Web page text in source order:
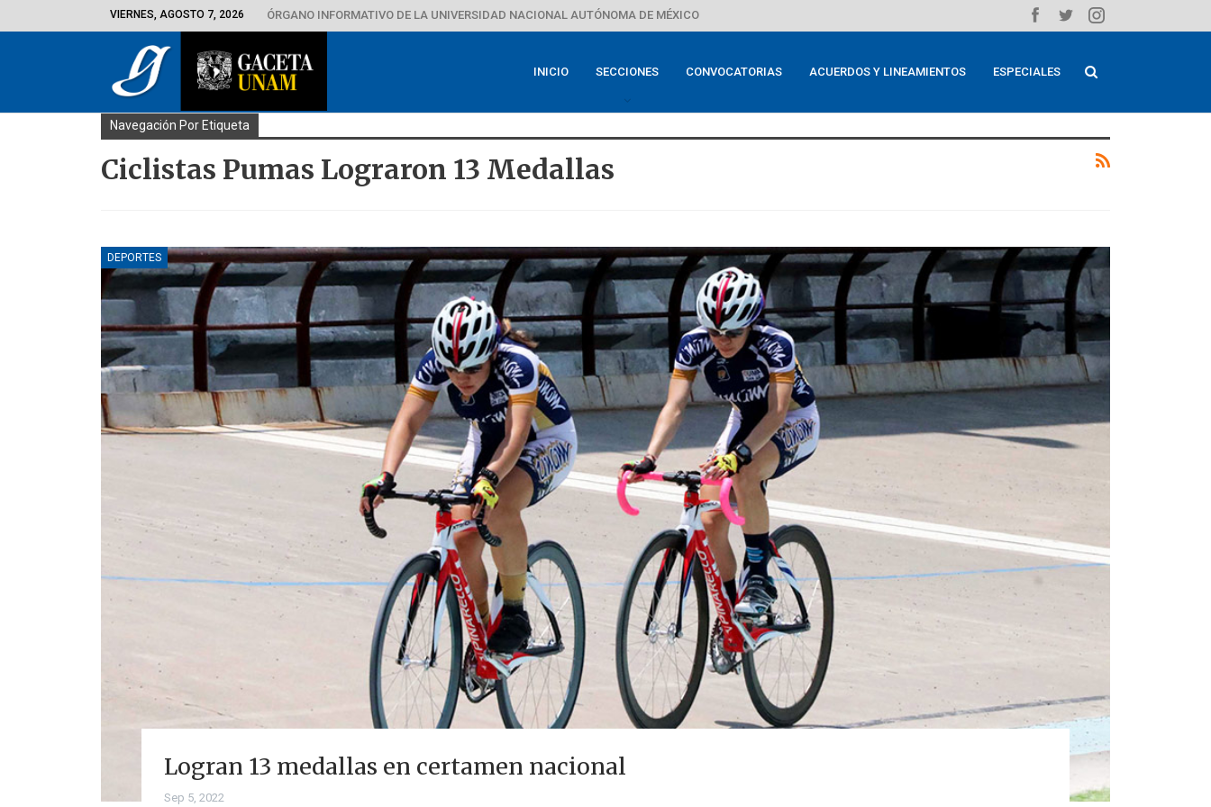
VIERNES, AGOSTO 7, 2026 ÓRGANO INFORMATIVO DE LA UNIVERSIDAD NACIONAL AUTÓNOMA DE MÉXICO
INICIO SECCIONES CONVOCATORIAS ACUERDOS Y LINEAMIENTOS ESPECIALES
Navegación Por Etiqueta
Ciclistas Pumas Lograron 13 Medallas
DEPORTES
Logran 13 medallas en certamen nacional
Sep 5, 2022